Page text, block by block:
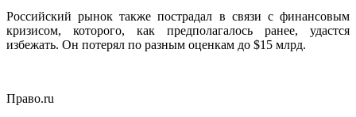
Российский рынок также пострадал в связи с финансовым
кризисом, которого, как предполагалось ранее, удастся
избежать. Он потерял по разным оценкам до $15 млрд.
Право.ru